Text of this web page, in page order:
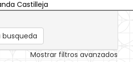
Mostrar filtros avanzados